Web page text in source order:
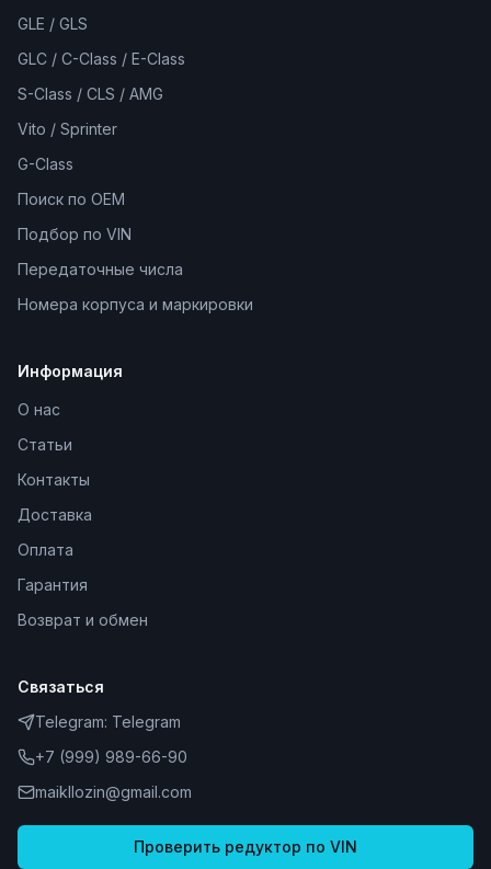
GLE / GLS
GLC / C-Class / E-Class
S-Class / CLS / AMG
Vito / Sprinter
G-Class
Поиск по OEM
Подбор по VIN
Передаточные числа
Номера корпуса и маркировки
Информация
О нас
Статьи
Контакты
Доставка
Оплата
Гарантия
Возврат и обмен
Связаться
Telegram: Telegram
+7 (999) 989-66-90
maikllozin@gmail.com
Проверить редуктор по VIN